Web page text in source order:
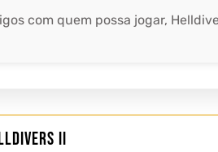
com quem possa jogar,
II